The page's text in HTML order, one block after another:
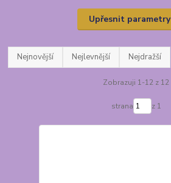
Upřesnit parametry
Nejnovější Nejlevnější Nejdražší
Zobrazuji 1-12 z 12
strana z 1